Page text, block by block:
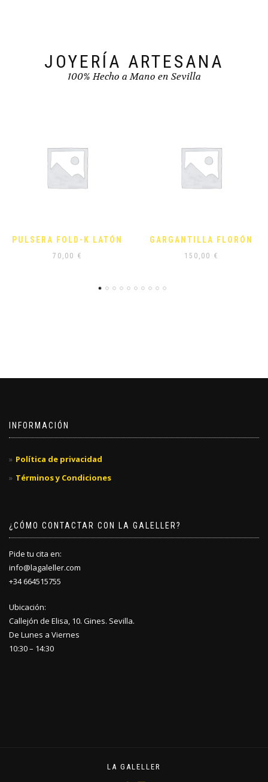
JOYERÍA ARTESANA
100% Hecho a Mano en Sevilla
PULSERA FOLD-K LATÓN
70,00 €
GARGANTILLA FLORÓN
150,00 €
INFORMACIÓN
Política de privacidad
Términos y Condiciones
¿CÓMO CONTACTAR CON LA GALELLER?
Pide tu cita en:
info@lagaleller.com
+34 664515755
Ubicación:
Callejón de Elisa, 10. Gines. Sevilla.
De Lunes a Viernes
10:30 – 14:30
LA GALELLER